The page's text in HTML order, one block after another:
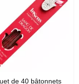
EN STOCK
de 40 bâtonnets